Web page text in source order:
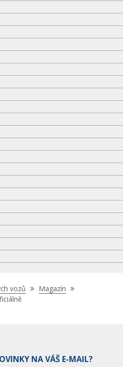
vozů
Magazín
NA VÁŠ E-MAIL?